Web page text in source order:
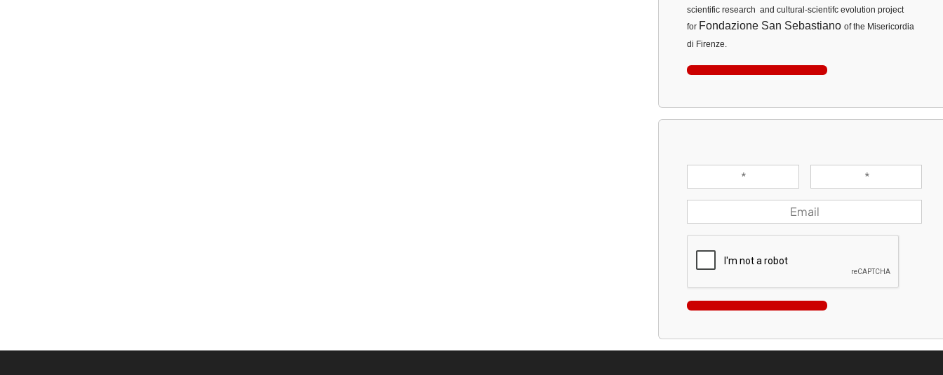
scientific research and cultural-scientifc evolution project
for Fondazione San Sebastiano of the Misericordia
di Firenze.